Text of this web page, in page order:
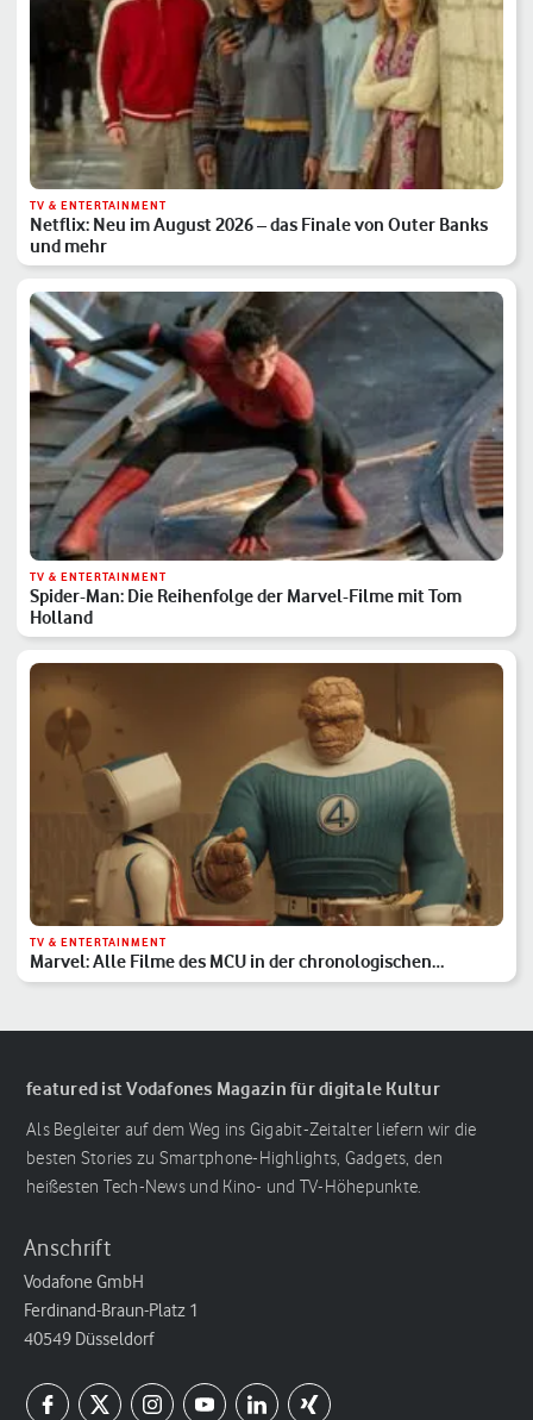
TV & ENTERTAINMENT
Netflix: Neu im August 2026 – das Finale von Outer Banks
und mehr
TV & ENTERTAINMENT
Spider-Man: Die Reihenfolge der Marvel-Filme mit Tom
Holland
TV & ENTERTAINMENT
Marvel: Alle Filme des MCU in der chronologischen
Reihenfolge
featured ist Vodafones Magazin für digitale Kultur
Als Begleiter auf dem Weg ins Gigabit-Zeitalter liefern wir die
besten Stories zu Smartphone-Highlights, Gadgets, den
heißesten Tech-News und Kino- und TV-Höhepunkte.
Anschrift
Vodafone GmbH
Ferdinand-Braun-Platz 1
40549 Düsseldorf